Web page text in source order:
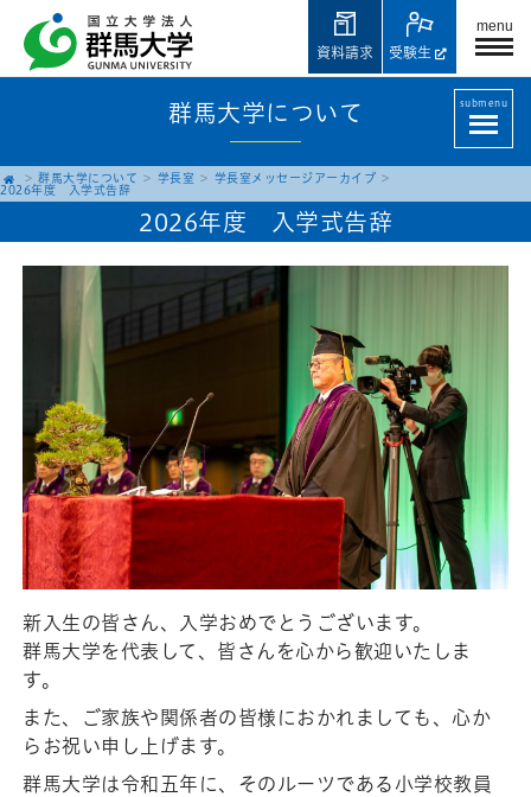
menu
受験生
資料請求
群馬大学について submenu
群馬大学について 学長室
学長室メッセージアーカイブ
2026年度 入学式告辞
2026年度 入学式告辞
新入生の皆さん、入学おめでとうございます。
群馬大学を代表して、皆さんを心から歓迎いたしま
す。
また、ご家族や関係者の皆様におかれましても、心か
らお祝い申し上げます。
群馬大学は令和五年に、そのルーツである小学校教員